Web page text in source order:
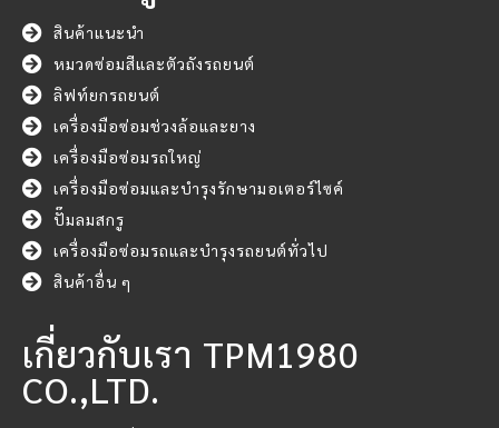
สินค้าแนะนำ
หมวดซ่อมสีและตัวถังรถยนต์
ลิฟท์ยกรถยนต์
เครื่องมือซ่อมช่วงล้อและยาง
เครื่องมือซ่อมรถใหญ่
เครื่องมือซ่อมและบำรุงรักษามอเตอร์ไซค์
ปั๊มลมสกรู
เครื่องมือซ่อมรถและบำรุงรถยนต์ทั่วไป
สินค้าอื่น ๆ
เกี่ยวกับเรา TPM1980
CO.,LTD.